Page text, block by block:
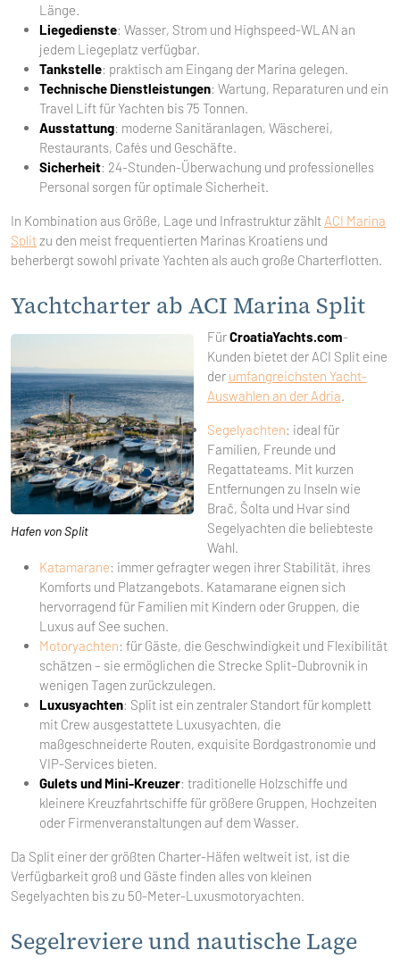
Länge.
Liegedienste: Wasser, Strom und Highspeed-WLAN an
jedem Liegeplatz verfügbar.
Tankstelle: praktisch am Eingang der Marina gelegen.
Technische Dienstleistungen: Wartung, Reparaturen und ein
Travel Lift für Yachten bis 75 Tonnen.
Ausstattung: moderne Sanitäranlagen, Wäscherei,
Restaurants, Cafés und Geschäfte.
Sicherheit: 24-Stunden-Überwachung und professionelles
Personal sorgen für optimale Sicherheit.
In Kombination aus Größe, Lage und Infrastruktur zählt ACI Marina
Splitzu den meist frequentierten Marinas Kroatiens und
beherbergt sowohl private Yachten als auch große Charterflotten.
Yachtcharter ab ACI Marina Split
Hafen von Split
FürCroatiaYachts.com-
Kunden bietet der ACI Split eine
der umfangreichsten Yacht-
Auswahlen an der Adria.
Segelyachten: ideal für
Familien, Freunde und
Regattateams. Mit kurzen
Entfernungen zu Inseln wie
Brač, Šolta und Hvar sind
Segelyachten die beliebteste
Wahl.
Katamarane: immer gefragter wegen ihrer Stabilität, ihres
Komforts und Platzangebots. Katamarane eignen sich
hervorragend für Familien mit Kindern oder Gruppen, die
Luxus auf See suchen.
Motoryachten: für Gäste, die Geschwindigkeit und Flexibilität
schätzen – sie ermöglichen die Strecke Split–Dubrovnik in
wenigen Tagen zurückzulegen.
Luxusyachten: Split ist ein zentraler Standort für komplett
mit Crew ausgestattete Luxusyachten, die
maßgeschneiderte Routen, exquisite Bordgastronomie und
VIP-Services bieten.
Gulets und Mini-Kreuzer: traditionelle Holzschiffe und
kleinere Kreuzfahrtschiffe für größere Gruppen, Hochzeiten
oder Firmenveranstaltungen auf dem Wasser.
Da Split einer der größten Charter-Häfen weltweit ist, ist die
Verfügbarkeit groß und Gäste finden alles von kleinen
Segelyachten bis zu 50-Meter-Luxusmotoryachten.
Segelreviere und nautische Lage